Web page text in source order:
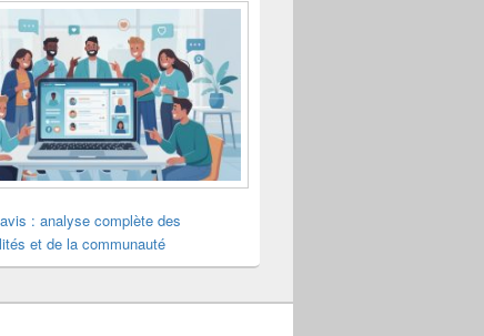
: analyse complète des
et de la communauté